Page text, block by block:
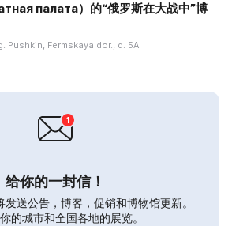
палата）的“俄罗斯在大战中”博
Pushkin, Fermskaya dor., d. 5A
给你的一封信！
送公告，博客，促销和博物馆更新。
的城市和全国各地的展览。